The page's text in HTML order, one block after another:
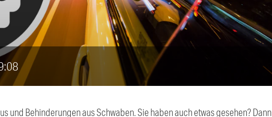
und Behinderungen aus Schwaben. Sie haben auch etwas gesehen? Dann